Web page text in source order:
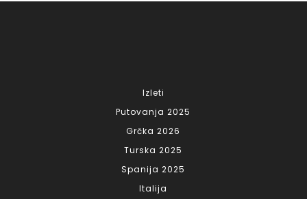
Izleti
Putovanja 2025
Grčka 2026
Turska 2025
Spanija 2025
Italija